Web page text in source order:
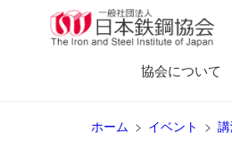
協会について
ホーム イベント